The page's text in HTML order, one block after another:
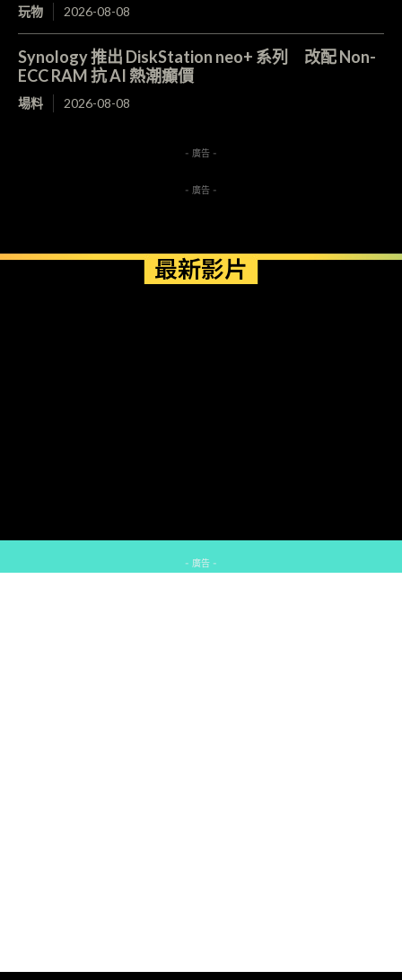
玩物 2026-08-08
Synology 推出 DiskStation neo+ 系列 改配 Non-
ECC RAM 抗 AI 熱潮癲價
場料 2026-08-08
- 廣告 -
- 廣告 -
最新影片
- 廣告 -